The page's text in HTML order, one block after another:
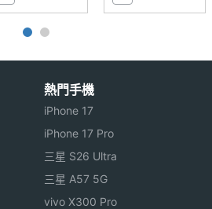
熱門手機
iPhone 17
iPhone 17 Pro
三星 S26 Ultra
三星 A57 5G
vivo X300 Pro